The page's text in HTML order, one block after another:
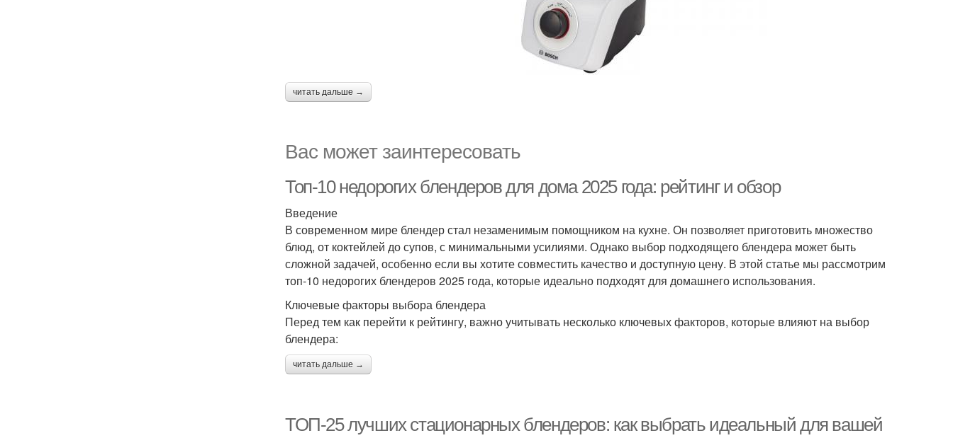
читать дальше →
Вас может заинтересовать
Топ-10 недорогих блендеров для дома 2025 года: рейтинг и обзор
Введение
В современном мире блендер стал незаменимым помощником на кухне. Он позволяет приготовить множество
блюд, от коктейлей до супов, с минимальными усилиями. Однако выбор подходящего блендера может быть
сложной задачей, особенно если вы хотите совместить качество и доступную цену. В этой статье мы рассмотрим
топ-10 недорогих блендеров 2025 года, которые идеально подходят для домашнего использования.
Ключевые факторы выбора блендера
Перед тем как перейти к рейтингу, важно учитывать несколько ключевых факторов, которые влияют на выбор
блендера:
читать дальше →
ТОП-25 лучших стационарных блендеров: как выбрать идеальный для вашей